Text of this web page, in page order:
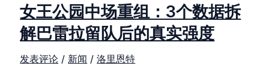
女王公园中场重组：3个数据拆
解巴雷拉留队后的真实强度
发表评论 / 新闻 /洛里恩特